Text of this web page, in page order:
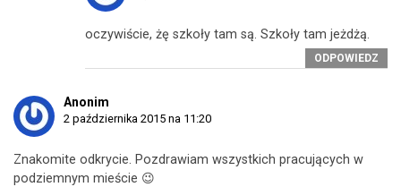
oczywiście, żę szkoły tam są. Szkoły tam jeżdżą.
ODPOWIEDZ
Anonim
2 października 2015 na 11:20
Znakomite odkrycie. Pozdrawiam wszystkich pracujących w
podziemnym mieście 😉